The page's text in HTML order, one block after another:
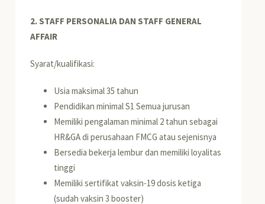
2. STAFF PERSONALIA DAN STAFF GENERAL
AFFAIR
Syarat/kualifikasi:
Usia maksimal 35 tahun
Pendidikan minimal S1 Semua jurusan
Memiliki pengalaman minimal 2 tahun sebagai
HR&GA di perusahaan FMCG atau sejenisnya
Bersedia bekerja lembur dan memiliki loyalitas
tinggi
Memiliki sertifikat vaksin-19 dosis ketiga
(sudah vaksin 3 booster)